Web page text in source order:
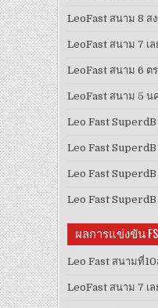
LeoFast สนาม 8 ส
LeoFast สนาม 7 เล
LeoFast สนาม 6 ต
LeoFast สนาม 5 น
Leo Fast SuperdB
Leo Fast SuperdB
Leo Fast
Leo Fast
ผลการแข่งขัน
Leo Fast สนามที่
LeoFast สนาม 7 เล